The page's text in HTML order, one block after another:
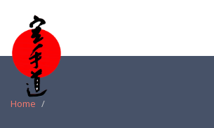
Home